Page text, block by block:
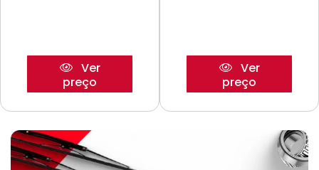
Ver
preço
Ver
preço